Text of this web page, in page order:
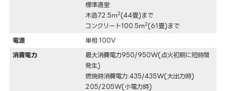
標準適室:
木造72.5ｍ2(44畳)まで
コンクリート100.5ｍ2(61畳)まで
電源 単相:100V
消費電力
最大消費電力950/950W(点火初期に短時間
発生)
燃焼時消費電力:435/435W(大出力時)
205/205W(小電力時)